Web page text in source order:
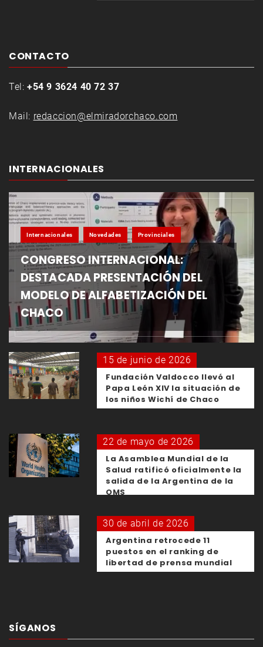
CONTACTO
Tel: +54 9 3624 40 72 37
Mail: redaccion@elmiradorchaco.com
INTERNACIONALES
Internacionales Novedades Provinciales
CONGRESO INTERNACIONAL:
DESTACADA PRESENTACIÓN DEL
MODELO DE ALFABETIZACIÓN DEL
CHACO
15 de junio de 2026
Fundación Valdocco llevó al
Papa León XIV la situación de
los niños Wichí de Chaco
22 de mayo de 2026
La Asamblea Mundial de la
Salud ratificó oficialmente la
salida de la Argentina de la
OMS
30 de abril de 2026
Argentina retrocede 11
puestos en el ranking de
libertad de prensa mundial
SÍGANOS